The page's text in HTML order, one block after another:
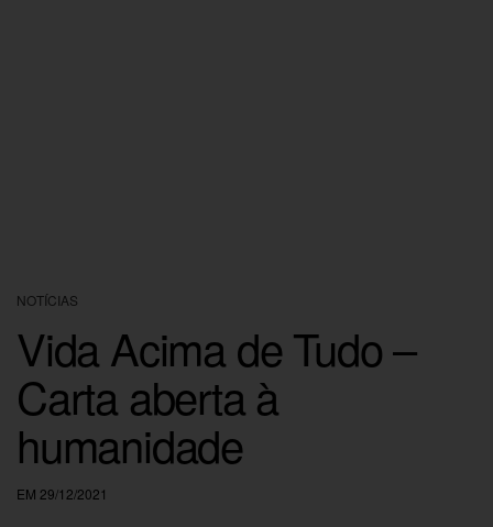
NOTÍCIAS
Vida Acima de Tudo –
Carta aberta à
humanidade
EM 29/12/2021